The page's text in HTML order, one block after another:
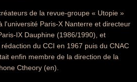
de la revue-groupe « Utopie »
l'université Paris-X Nanterre et directeur
IX Dauphine (1986/1990), et
du CCI en 1967 puis du CNAC
enfin membre de la direction de la
Ctheory (en).